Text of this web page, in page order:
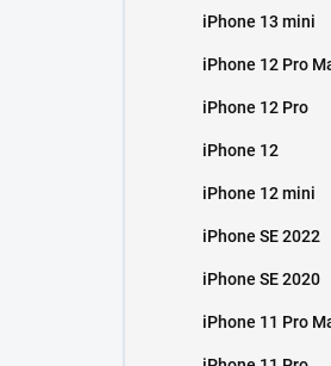
iPhone 13 mini
iPhone 12 Pro
iPhone 12 Pro
iPhone 12
iPhone 12 mini
iPhone SE 2022
iPhone SE 2020
iPhone 11 Pro